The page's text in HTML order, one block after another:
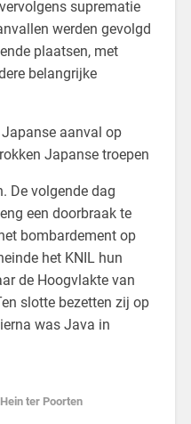
suprematie
werden gevolgd
plaatsen, met
belangrijke
aanval op
Japanse troepen
De volgende dag
een doorbraak te
bombardement op
het KNIL hun
de Hoogvlakte van
slotte bezetten zij op
was Java in
ter Poorten